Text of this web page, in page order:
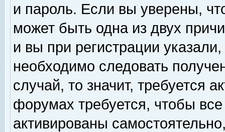
и пароль. Если вы уверены,
может быть одна из двух
и вы при регистрации
необходимо следовать
случай, то значит, требуется
форумах требуется, чтобы
активированы